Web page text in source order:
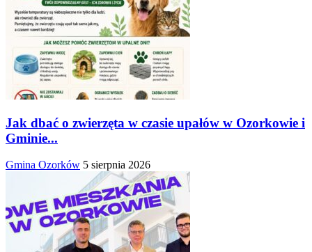
Jak dbać o zwierzęta w czasie upałów w Ozorkowie i
Gminie...
Gmina Ozorków 5 sierpnia 2026